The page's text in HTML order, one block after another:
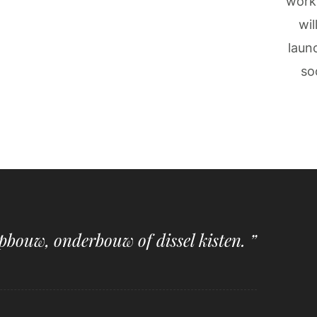
onderbouw of dissel kisten. ”